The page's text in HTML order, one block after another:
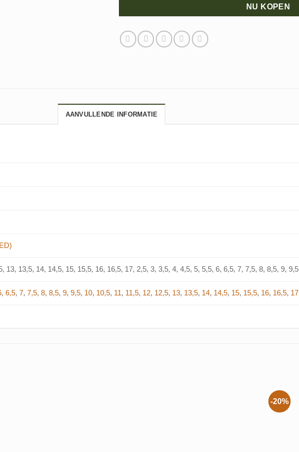
NU KOPEN
AANVULLENDE INFORMATIE
13, 13,5, 14, 14,5, 15, 15,5, 16, 16,5, 17, 2,5, 3, 3,5, 4, 4,5, 5, 5,5, 6, 6,5, 7, 7,5, 8, 8,5, 9, 9,5
,6,5,7,7,5,8,8,5,9,9,5, 10, 10,5, 11, 11,5, 12, 12,5, 13, 13,5, 14, 14,5, 15, 15,5, 16, 16,5, 17
-20%